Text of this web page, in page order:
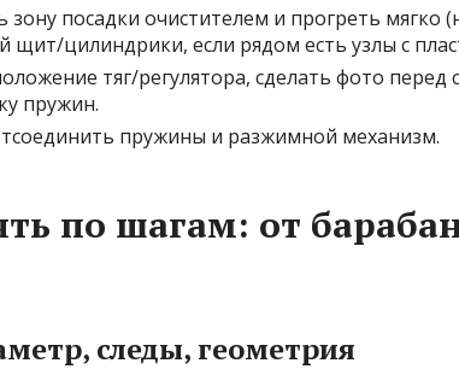
зону посадки очистителем и прогреть мягко
щит/цилиндрики, если рядом есть узлы с
тяг/регулятора, сделать фото перед
пружин.
пружины и разжимной механизм.
по шагам: от
следы, геометрия